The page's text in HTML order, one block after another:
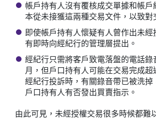
帳戶持有人沒有覆核成交單據和帳戶
本從未接獲這兩種交易文件，以致對
即使帳戶持有人懷疑有人曾作出未經
有即時向經紀行的管理層提出。
經紀行只需將客戶致電落盤的電話錄
月，但戶口持有人可能在交易完成超
經紀行投訴時，有關錄音帶已被洗掉
戶口持有人有否發出買賣指示。
由此可見，未經授權交易很多時候都難